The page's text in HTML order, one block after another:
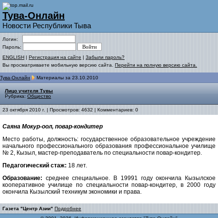
Тува-Онлайн
Новости Республики Тыва
Логин:
Пароль:
ENGLISH | Регистрация на сайте | Забыли пароль?
Вы просматриваете мобильную версию сайта. Перейти на полную версию сайта.
Тува-Онлайн Материалы за 23.10.2010
Лицо учителя Тувы
Рубрика: Общество
23 октября 2010 г. | Просмотров: 4632 | Комментариев: 0
Саяна Мокур-оол, повар-кондитер
Место работы, должность: государственное образовательное учреждение
начального профессионального образования профессиональное училище
№ 2, Кызыл, мастер-преподаватель по специальности повар-кондитер.
Педагогический стаж: 18 лет.
Образование: среднее специальное. В 19991 году окончила Кызылское
кооперативное училище по специальности повар-кондитер, в 2000 году
окончила Кызылский техникум экономики и права.
Газета "Центр Азии" Подробнее